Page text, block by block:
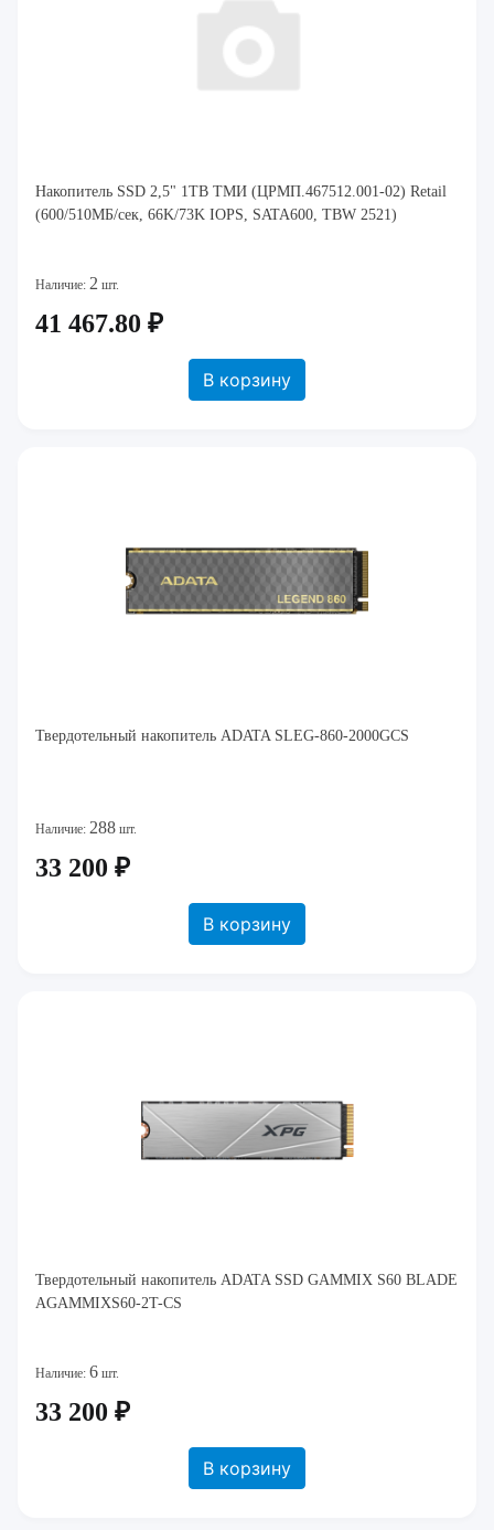
Накопитель SSD 2,5" 1TB ТМИ (ЦРМП.467512.001-02) Retail
(600/510МБ/сек, 66K/73K IOPS, SATA600, TBW 2521)
Наличие: 2 шт.
41 467.80 ₽
В корзину
Твердотельный накопитель ADATA SLEG-860-2000GCS
Наличие: 288 шт.
33 200 ₽
В корзину
Твердотельный накопитель ADATA SSD GAMMIX S60 BLADE
AGAMMIXS60-2T-CS
Наличие: 6 шт.
33 200 ₽
В корзину